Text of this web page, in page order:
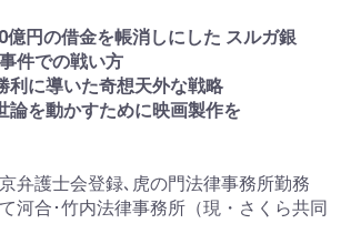
億円の借金を帳消しにした スルガ銀
件での戦い方
利に導いた奇想天外な戦略
を動かすために映画製作を
弁護士会登録､虎の門法律事務所勤務
河合･竹内法律事務所（現・さくら共同